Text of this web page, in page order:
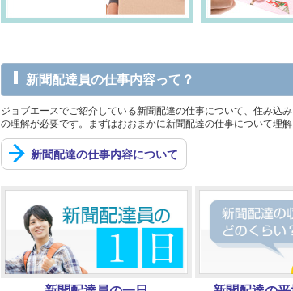
新聞配達員の仕事内容って？
ジョブエースでご紹介している新聞配達の仕事について、住み込
の理解が必要です。まずはおおまかに新聞配達の仕事について理解
新聞配達の仕事内容について